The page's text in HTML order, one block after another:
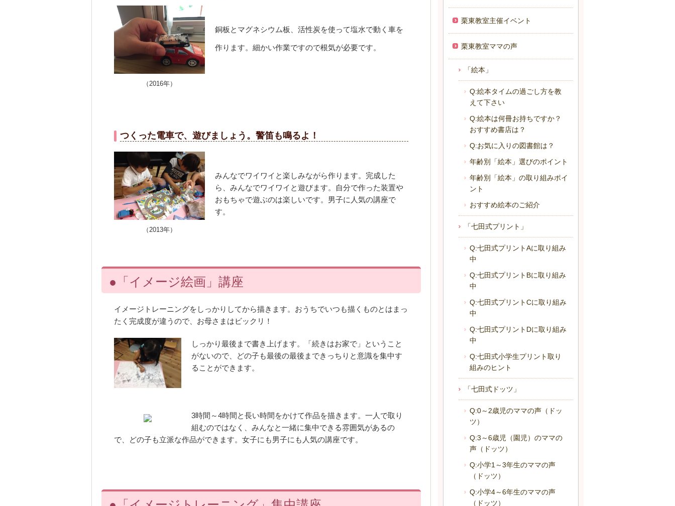
（2016年）
銅板とマグネシウム板、活性炭を使って塩水で動く車を
作ります。細かい作業ですので根気が必要です。
つくった電車で、遊びましょう。警笛も鳴るよ！
（2013年）
みんなでワイワイと楽しみながら作ります。完成した
ら、みんなでワイワイと遊びます。自分で作った装置や
おもちゃで遊ぶのは楽しいです。男子に人気の講座で
す。
●「イメージ絵画」講座
イメージトレーニングをしっかりしてから描きます。おうちでいつも描くものとはまっ
たく完成度が違うので、お母さまはビックリ！
しっかり最後まで書き上げます。「続きはお家で」ということ
がないので、どの子も最後の最後まできっちりと意識を集中す
ることができます。
3時間～4時間と長い時間をかけて作品を描きます。一人で取り
組むのではなく、みんなと一緒に集中できる雰囲気があるの
で、どの子も立派な作品ができます。女子にも男子にも人気の講座です。
栗東教室主催イベント
栗東教室ママの声
「絵本」
Q:絵本タイムの過ごし方を教
えて下さい
Q:絵本は何冊お持ちですか？
おすすめ書店は？
Q:お気に入りの図書館は？
年齢別「絵本」選びのポイント
年齢別「絵本」の取り組みポイ
ント
おすすめ絵本のご紹介
「七田式プリント」
Q:七田式プリントAに取り組み
中
Q:七田式プリントBに取り組み
中
Q:七田式プリントCに取り組み
中
Q:七田式プリントDに取り組み
中
Q:七田式小学生プリント取り
組みのヒント
「七田式ドッツ」
Q:0～2歳児のママの声（ドッ
ツ）
Q:3～6歳児（園児）のママの
声（ドッツ）
Q:小学1～3年生のママの声
（ドッツ）
Q:小学4～6年生のママの声
（ドッツ）